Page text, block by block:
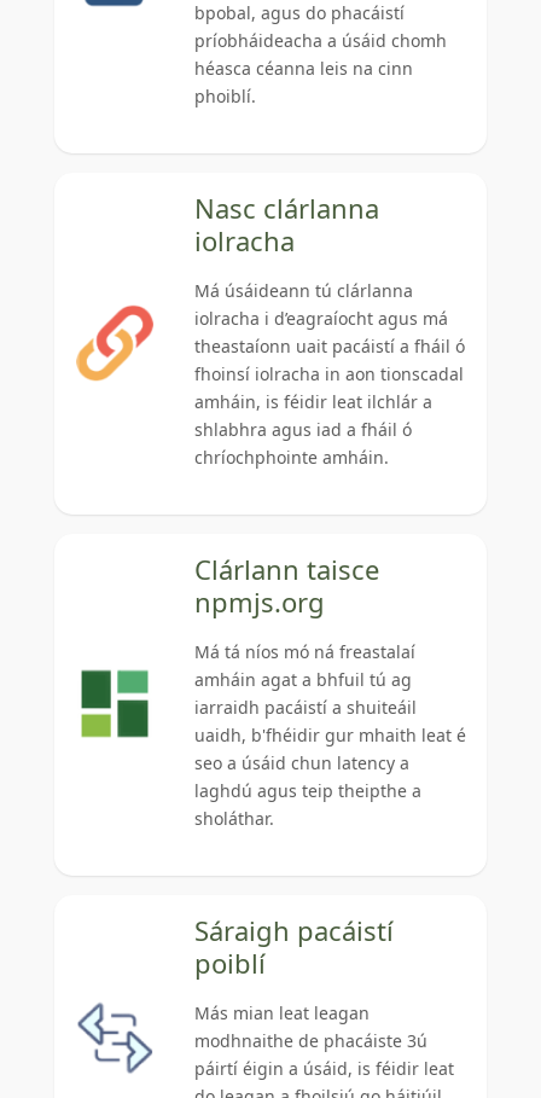
bpobal, agus do phacáistí
príobháideacha a úsáid chomh
héasca céanna leis na cinn
phoiblí.
Nasc clárlanna
iolracha
Má úsáideann tú clárlanna
iolracha i d’eagraíocht agus má
theastaíonn uait pacáistí a fháil ó
fhoinsí iolracha in aon tionscadal
amháin, is féidir leat ilchlár a
shlabhra agus iad a fháil ó
chríochphointe amháin.
Clárlann taisce
npmjs.org
Má tá níos mó ná freastalaí
amháin agat a bhfuil tú ag
iarraidh pacáistí a shuiteáil
uaidh, b'fhéidir gur mhaith leat é
seo a úsáid chun latency a
laghdú agus teip theipthe a
sholáthar.
Sáraigh pacáistí
poiblí
Más mian leat leagan
modhnaithe de phacáiste 3ú
páirtí éigin a úsáid, is féidir leat